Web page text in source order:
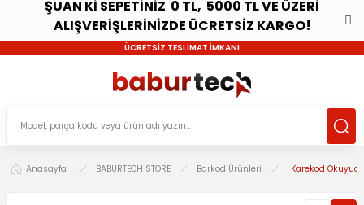
ŞUAN Kİ SEPETİNİZ 0 TL, 5000 TL VE ÜZERİ
ALIŞVERİŞLERİNİZDE ÜCRETSİZ KARGO!
ÜCRETSİZ TESLİMAT İMKANI
Anasayfa BABURTECH STORE Barkod Ürünleri Karekod Okuyucu